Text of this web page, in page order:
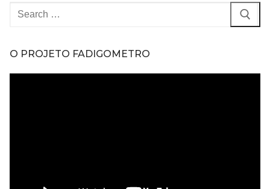
Pesquisar
O PROJETO FADIGOMETRO